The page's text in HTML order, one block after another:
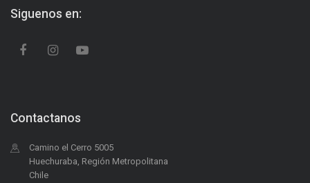
Siguenos en:
Contactanos
Camino el Cerro 5005
Huechuraba, Región Metropolitana
Chile